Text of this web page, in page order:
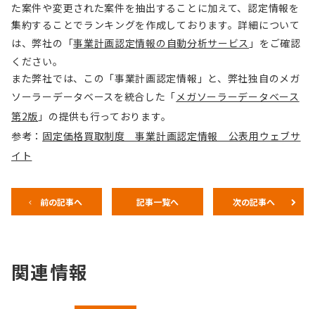
た案件や変更された案件を抽出することに加えて、認定情報を
集約することでランキングを作成しております。詳細について
は、弊社の「事業計画認定情報の自動分析サービス 」をご確認
ください。
また弊社では、この「事業計画認定情報」と、弊社独自のメガ
ソーラーデータベースを統合した「メガソーラーデータベース
第2版 」の提供も行っております。
参考： 固定価格買取制度 事業計画認定情報 公表用ウェブサ
イト
前の記事へ 記事一覧へ 次の記事へ
関連情報